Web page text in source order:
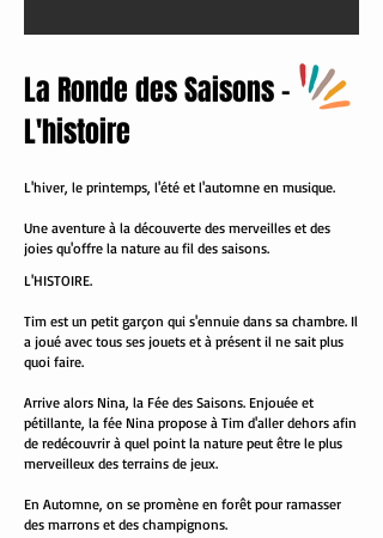
La Ronde des Saisons -
L'histoire
L'hiver, le printemps, l'été et l'automne en musique.
Une aventure à la découverte des merveilles et des
joies qu'offre la nature au fil des saisons.
L'HISTOIRE.
Tim est un petit garçon qui s'ennuie dans sa chambre. Il
a joué avec tous ses jouets et à présent il ne sait plus
quoi faire.
Arrive alors Nina, la Fée des Saisons. Enjouée et
pétillante, la fée Nina propose à Tim d'aller dehors afin
de redécouvrir à quel point la nature peut être le plus
merveilleux des terrains de jeux.
En Automne, on se promène en forêt pour ramasser
des marrons et des champignons.